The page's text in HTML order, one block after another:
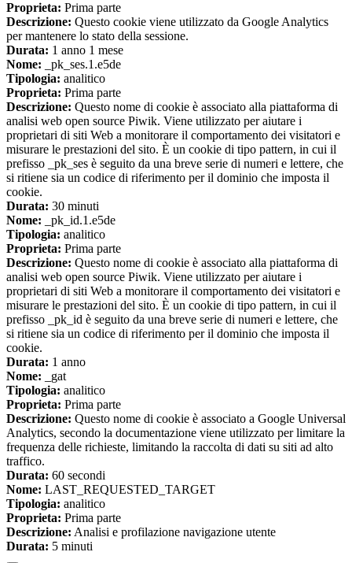
Proprieta: Prima parte
Descrizione: Questo cookie viene utilizzato da Google Analytics
per mantenere lo stato della sessione.
Durata: 1 anno 1 mese
Nome: _pk_ses.1.e5de
Tipologia: analitico
Proprieta: Prima parte
Descrizione: Questo nome di cookie è associato alla piattaforma di
analisi web open source Piwik. Viene utilizzato per aiutare i
proprietari di siti Web a monitorare il comportamento dei visitatori e
misurare le prestazioni del sito. È un cookie di tipo pattern, in cui il
prefisso _pk_ses è seguito da una breve serie di numeri e lettere, che
si ritiene sia un codice di riferimento per il dominio che imposta il
cookie.
Durata: 30 minuti
Nome: _pk_id.1.e5de
Tipologia: analitico
Proprieta: Prima parte
Descrizione: Questo nome di cookie è associato alla piattaforma di
analisi web open source Piwik. Viene utilizzato per aiutare i
proprietari di siti Web a monitorare il comportamento dei visitatori e
misurare le prestazioni del sito. È un cookie di tipo pattern, in cui il
prefisso _pk_id è seguito da una breve serie di numeri e lettere, che
si ritiene sia un codice di riferimento per il dominio che imposta il
cookie.
Durata: 1 anno
Nome: _gat
Tipologia: analitico
Proprieta: Prima parte
Descrizione: Questo nome di cookie è associato a Google Universal
Analytics, secondo la documentazione viene utilizzato per limitare la
frequenza delle richieste, limitando la raccolta di dati su siti ad alto
traffico.
Durata: 60 secondi
Nome: LAST_REQUESTED_TARGET
Tipologia: analitico
Proprieta: Prima parte
Descrizione: Analisi e profilazione navigazione utente
Durata: 5 minuti